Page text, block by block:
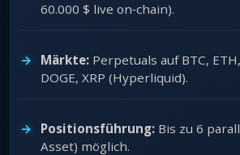
60.000 $ live on‑chain).
Märkte: Perpetuals auf BTC,
DOGE, XRP (Hyperliquid).
Positionsführung: Bis zu 6
Asset) möglich.